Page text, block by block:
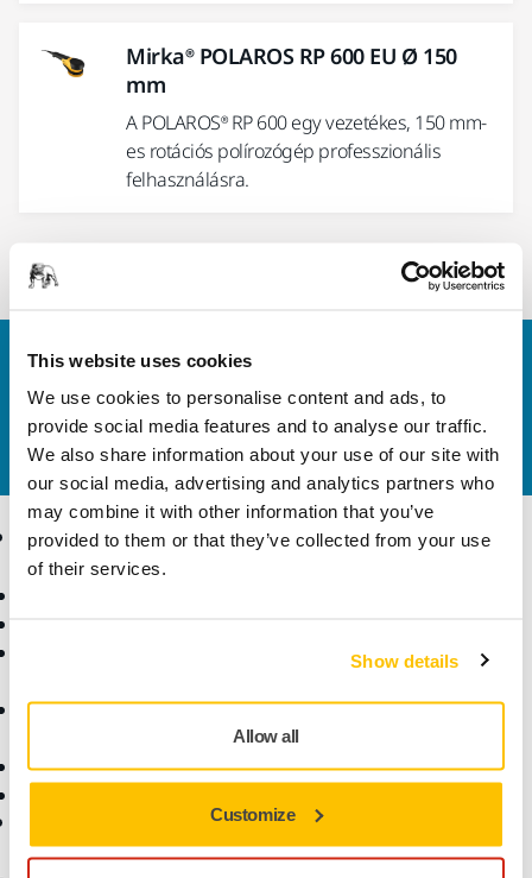
This website uses cookies
We use cookies to personalise content and ads, to
provide social media features and to analyse our traffic.
We also share information about your use of our site with
our social media, advertising and analytics partners who
may combine it with other information that you’ve
provided to them or that they’ve collected from your use
of their services.
Show details
Allow all
Customize
Mirka® POLAROS RP 600 EU Ø 150
mm
A POLAROS® RP 600 egy vezetékes, 150 mm-
es rotációs polírozógép professzionális
felhasználásra.
Vegye fel velünk a kapcsolatot
Szeretne többet tudni?Kérjük, vegye fel velünk a
kapcsolatotés szakértő Támogató csapatunk
válaszol kérdéseire.
Termékek
Kiegészítők és
Szuperkoptató anyagok
Tudásbázis
Megoldások
Vállalat